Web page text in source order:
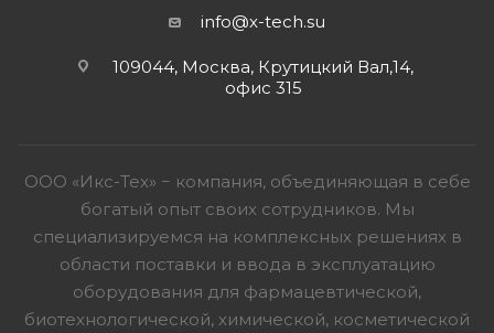
info@x-tech.su
109044, Москва, Крутицкий Вал,14,
офис 315
ООО «Икс-Тех» − компания, объединяющая в себе
богатый опыт своих сотрудников. Мы
специализируемся на комплексных решениях в
области поставки и ввода в эксплуатацию
оборудования для фармацевтической,
биотехнологической, химической, косметической